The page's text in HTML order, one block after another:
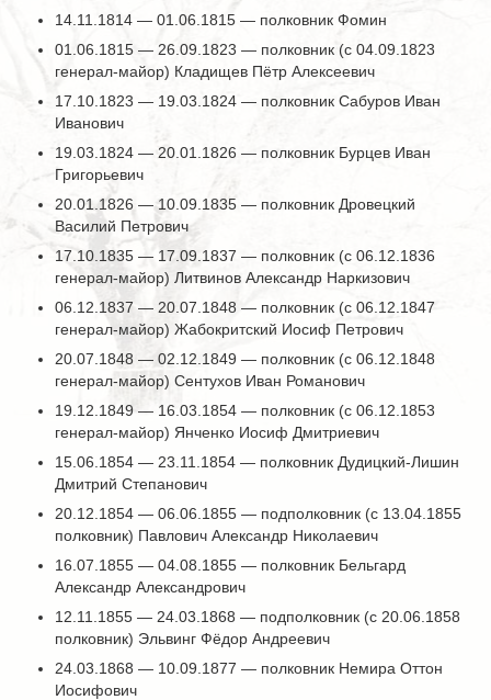
14.11.1814 — 01.06.1815 — полковник Фомин
01.06.1815 — 26.09.1823 — полковник (с 04.09.1823
генерал-майор) Кладищев Пётр Алексеевич
17.10.1823 — 19.03.1824 — полковник Сабуров Иван
Иванович
19.03.1824 — 20.01.1826 — полковник Бурцев Иван
Григорьевич
20.01.1826 — 10.09.1835 — полковник Дровецкий
Василий Петрович
17.10.1835 — 17.09.1837 — полковник (с 06.12.1836
генерал-майор) Литвинов Александр Наркизович
06.12.1837 — 20.07.1848 — полковник (с 06.12.1847
генерал-майор) Жабокритский Иосиф Петрович
20.07.1848 — 02.12.1849 — полковник (с 06.12.1848
генерал-майор) Сентухов Иван Романович
19.12.1849 — 16.03.1854 — полковник (с 06.12.1853
генерал-майор) Янченко Иосиф Дмитриевич
15.06.1854 — 23.11.1854 — полковник Дудицкий-Лишин
Дмитрий Степанович
20.12.1854 — 06.06.1855 — подполковник (с 13.04.1855
полковник) Павлович Александр Николаевич
16.07.1855 — 04.08.1855 — полковник Бельгард
Александр Александрович
12.11.1855 — 24.03.1868 — подполковник (с 20.06.1858
полковник) Эльвинг Фёдор Андреевич
24.03.1868 — 10.09.1877 — полковник Немира Оттон
Иосифович